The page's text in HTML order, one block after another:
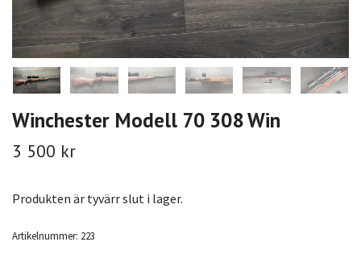
Winchester Modell 70 308 Win
3 500 kr
Produkten är tyvärr slut i lager.
Artikelnummer: 223